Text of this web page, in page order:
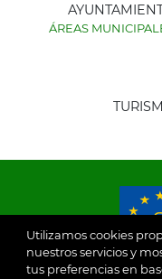
Utilizamos cookies
nuestros servicios y
tus preferencias en
AYUNTAMIENTO
ÁREAS